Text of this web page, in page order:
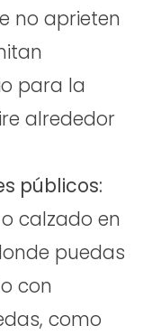
no aprieten
para la
alrededor
públicos:
calzado en
puedas
con
como